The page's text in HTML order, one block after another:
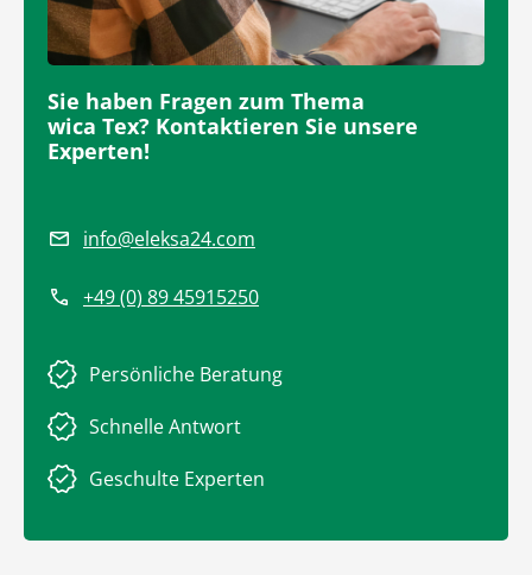
Sie haben Fragen zum Thema
wica Tex? Kontaktieren Sie unsere
Experten!
info@eleksa24.com
+49 (0) 89 45915250
Persönliche Beratung
Schnelle Antwort
Geschulte Experten